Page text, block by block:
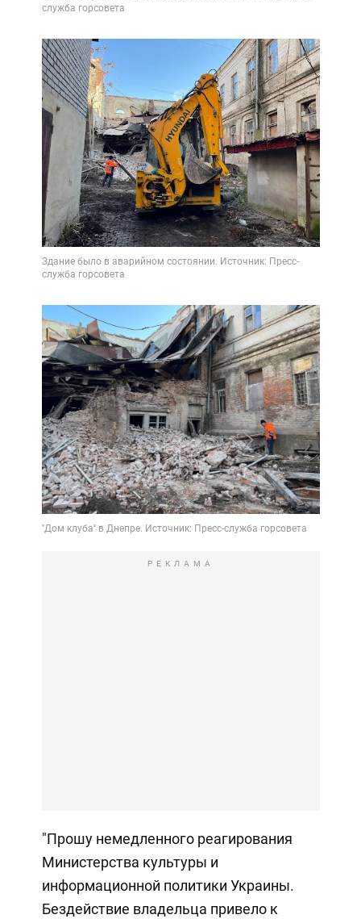
РЕКЛАМА
"Прошу немедленного реагирования
Министерства культуры и
информационной политики Украины.
Бездействие владельца привело к